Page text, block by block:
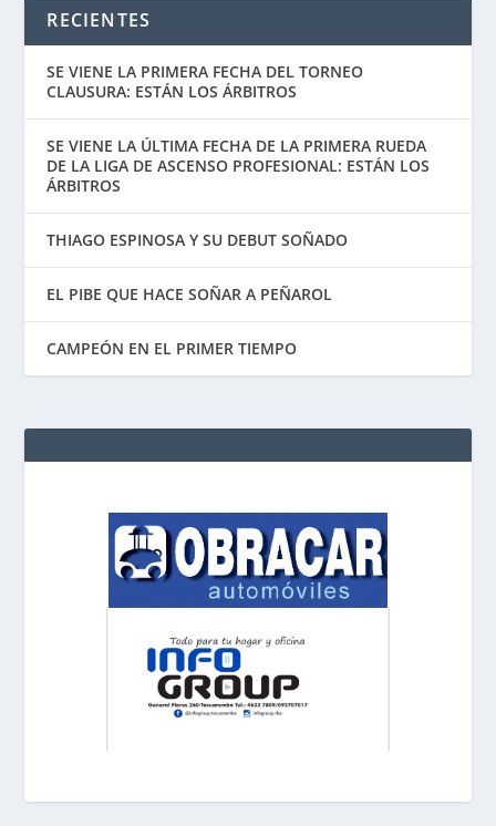
RECIENTES
SE VIENE LA PRIMERA FECHA DEL TORNEO
CLAUSURA: ESTÁN LOS ÁRBITROS
SE VIENE LA ÚLTIMA FECHA DE LA PRIMERA RUEDA
DE LA LIGA DE ASCENSO PROFESIONAL: ESTÁN LOS
ÁRBITROS
THIAGO ESPINOSA Y SU DEBUT SOÑADO
EL PIBE QUE HACE SOÑAR A PEÑAROL
CAMPEÓN EN EL PRIMER TIEMPO